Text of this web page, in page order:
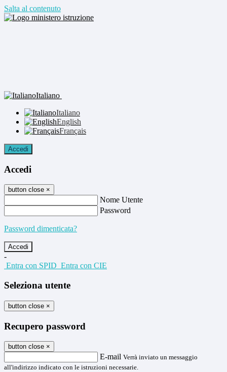
Salta al contenuto
Italiano
Italiano
English
Français
Accedi
Accedi
button close ×
Nome Utente
Password
Password dimenticata?
-
Entra con SPID Entra con CIE
Seleziona utente
button close ×
Recupero password
button close ×
E-mail Verrà inviato un messaggio
all'indirizzo indicato con le istruzioni necessarie.